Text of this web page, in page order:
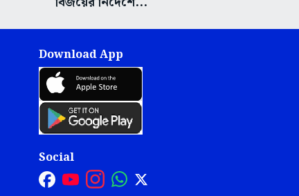
Download App
Social